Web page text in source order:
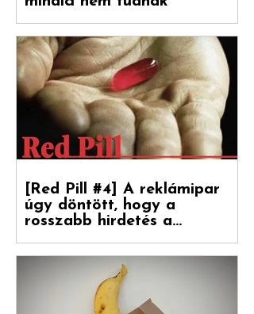
marketingszakemberek még
mindig nem tudnak
Végre magyarul is olvasható a Hogyan
nőnek a márkák 2. része, amely a
Reklámtörténet gondozásában, a Flora
Food Group (korábban: Upfield)...
rosszabb hirdetés a
boldogulása kulcsa
Folytatódik tovább sorozatunk. Debreceni
Jánossal, a Hogyan nőnek a márkák